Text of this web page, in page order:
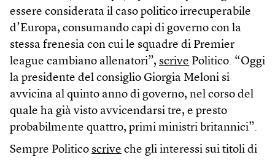
essere considerata il caso politico irrecuperabile
d’Europa, consumando capi di governo con la
stessa frenesia con cui le squadre di Premier
league cambiano allenatori”, scrive Politico. “Oggi
la presidente del consiglio Giorgia Meloni si
avvicina al quinto anno di governo, nel corso del
quale ha già visto avvicendarsi tre, e presto
probabilmente quattro, primi ministri britannici”.
Sempre Politico scrive che gli interessi sui titoli di